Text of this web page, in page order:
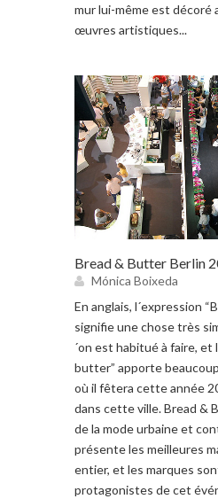
mur lui-même est décoré
œuvres artistiques...
Bread & Butter Berlin
Mónica Boixeda
En anglais, l´expression
signifie une chose très
´on est habitué à faire, et
butter” apporte
où il fêtera cette année
dans cette ville. Bread &
de la mode urbaine et
présente les meilleures
entier, et les marques
protagonistes de cet